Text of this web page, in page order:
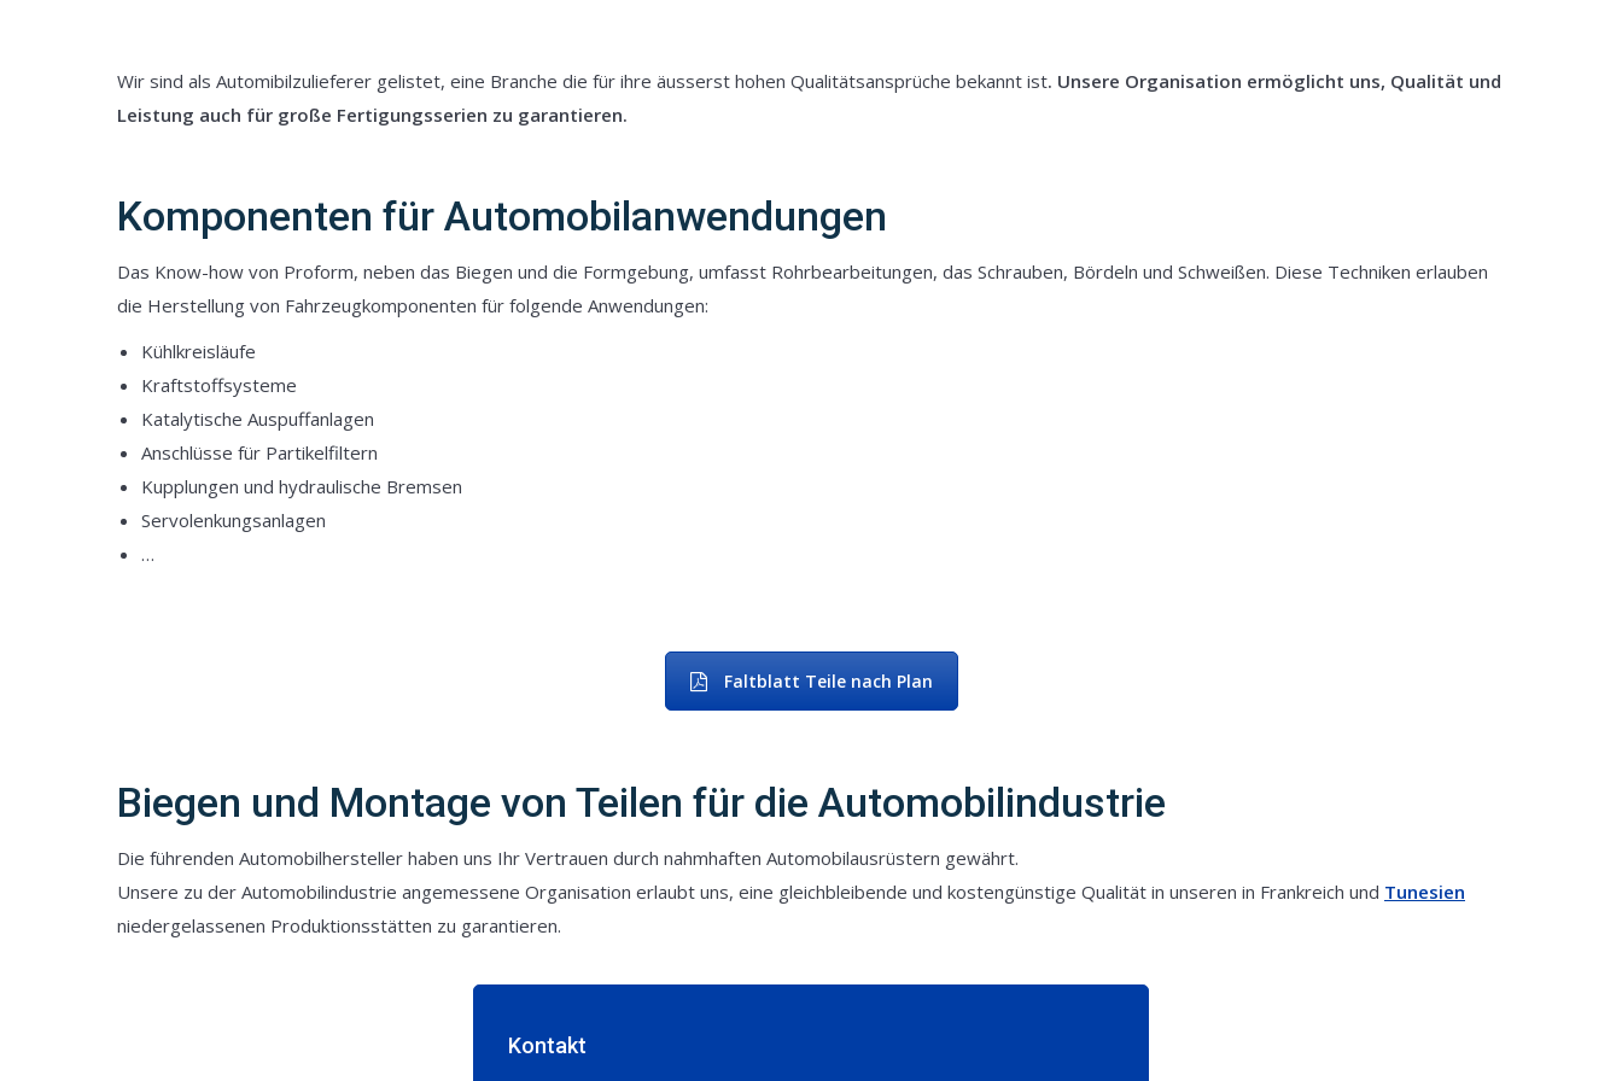
Wir sind als Automibilzulieferer gelistet, eine Branche die für ihre äusserst hohen Qualitätsansprüche bekannt ist. Unsere Organisation ermöglicht uns, Qualität und
Leistung auch für große Fertigungsserien zu garantieren.
Komponenten für Automobilanwendungen
Das Know-how von Proform, neben das Biegen und die Formgebung, umfasst Rohrbearbeitungen, das Schrauben, Bördeln und Schweißen. Diese Techniken erlauben
die Herstellung von Fahrzeugkomponenten für folgende Anwendungen:
Kühlkreisläufe
Kraftstoffsysteme
Katalytische Auspuffanlagen
Anschlüsse für Partikelfiltern
Kupplungen und hydraulische Bremsen
Servolenkungsanlagen
…
Faltblatt Teile nach Plan
Biegen und Montage von Teilen für die Automobilindustrie
Die führenden Automobilhersteller haben uns Ihr Vertrauen durch nahmhaften Automobilausrüstern gewährt.
Unsere zu der Automobilindustrie angemessene Organisation erlaubt uns, eine gleichbleibende und kostengünstige Qualität in unseren in Frankreich und Tunesien
niedergelassenen Produktionsstätten zu garantieren.
Kontakt